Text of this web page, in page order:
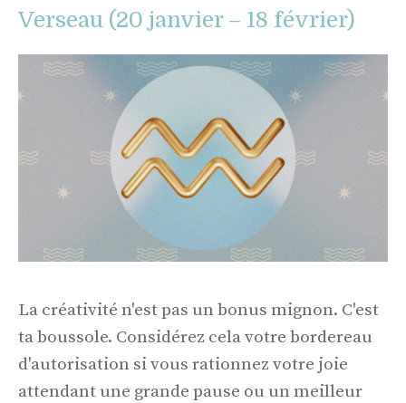
Verseau (20 janvier – 18 février)
La créativité n'est pas un bonus mignon. C'est
ta boussole. Considérez cela votre bordereau
d'autorisation si vous rationnez votre joie
attendant une grande pause ou un meilleur